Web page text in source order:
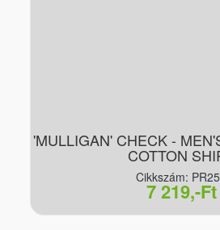
'MULLIGAN' CHECK -
COTTON
Cikkszám:
7 219,-Ft